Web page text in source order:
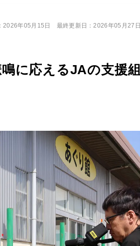
に応えるJAの支援組
2026年05月15日 最終更新日：2026年05月27日